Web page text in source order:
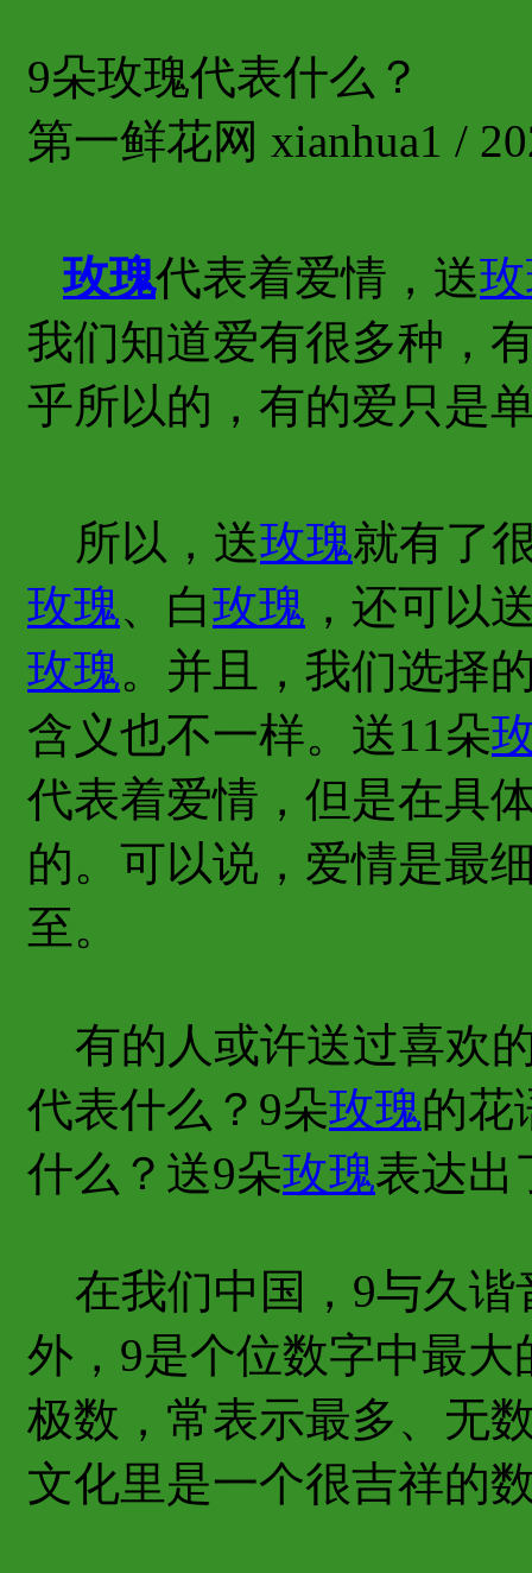
9朵玫瑰代表什么？
第一鲜花网 xianhua1 /
玫瑰代表着爱情，送
我们知道爱有很多种，
乎所以的，有的爱只
所以，送玫瑰就有了
玫瑰、白玫瑰 ，还可以
玫瑰。并且，我们选择
含义也不一样。送11朵
代表着爱情，但是在具
的。可以说，爱情是最
至。
有的人或许送过喜欢
代表什么？9朵玫瑰的花
什么？送9朵玫瑰表达出
在我们中国，9与久谐
外，9是个位数字中最
极数，常表示最多、无
文化里是一个很吉祥的